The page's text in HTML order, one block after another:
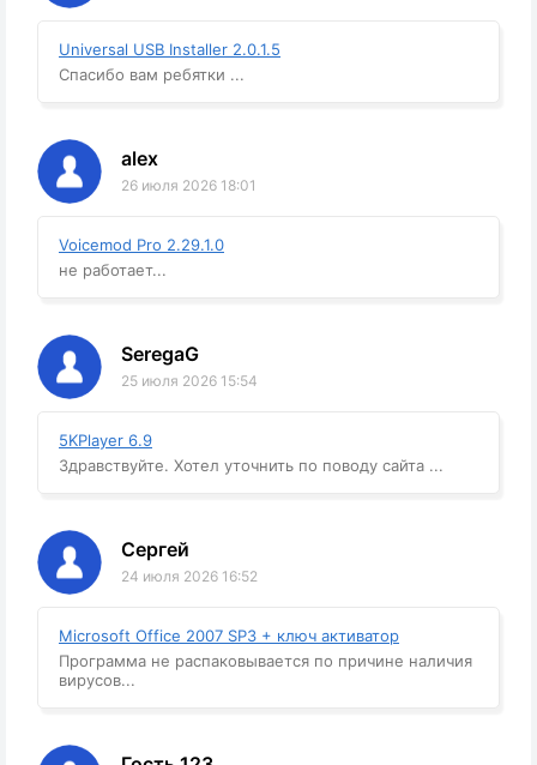
Universal USB Installer 2.0.1.5
Спасибо вам ребятки ...
alex
26 июля 2026 18:01
Voicemod Pro 2.29.1.0
не работает...
SeregaG
25 июля 2026 15:54
5KPlayer 6.9
Здравствуйте. Хотел уточнить по поводу сайта ...
Сергей
24 июля 2026 16:52
Microsoft Office 2007 SP3 + ключ активатор
Программа не распаковывается по причине наличия
вирусов...